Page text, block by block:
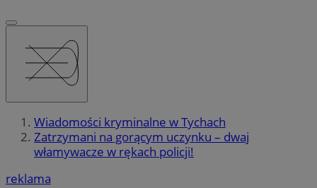
Wiadomości kryminalne w Tychach
Zatrzymani na gorącym uczynku – dwaj
włamywacze w rękach policji!
reklama